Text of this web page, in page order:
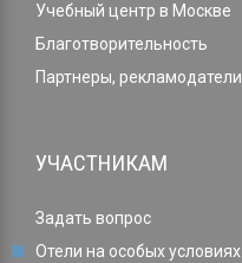
Учебный центр в Москве
Благотворительность
Партнеры, рекламодатели
УЧАСТНИКАМ
Задать вопрос
Отели на особых условиях